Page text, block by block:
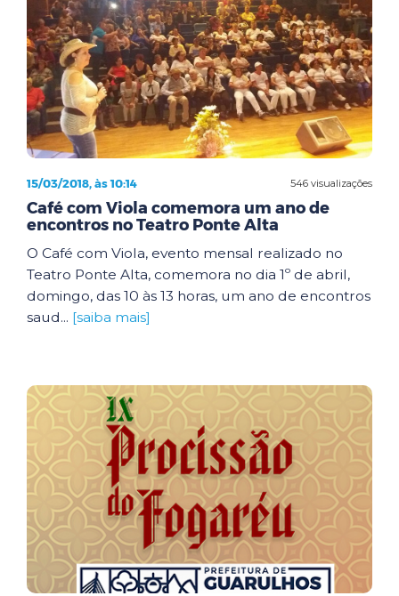
546 visualizações
15/03/2018, às 10:14
Café com Viola comemora um ano de
encontros no Teatro Ponte Alta
O Café com Viola, evento mensal realizado no
Teatro Ponte Alta, comemora no dia 1º de abril,
domingo, das 10 às 13 horas, um ano de encontros
saud... [saiba mais]